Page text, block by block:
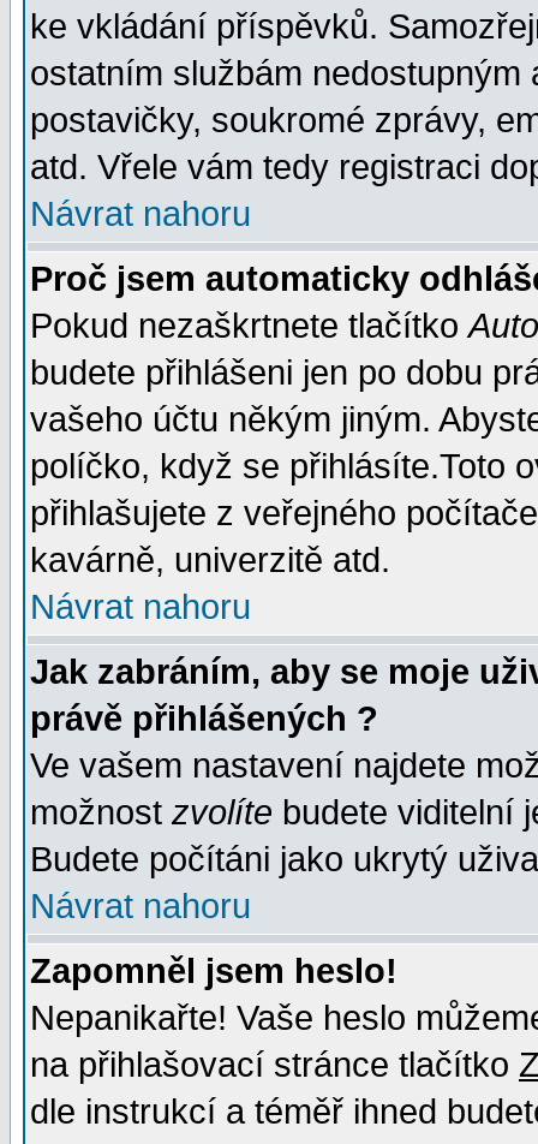
ke vkládání příspěvků.
ostatním službám
postavičky, soukromé zprávy,
atd. Vřele vám tedy registraci
Návrat nahoru
Proč jsem automaticky
Pokud nezaškrtnete tlačítko
budete přihlášeni jen po dobu
vašeho účtu někým jiným.
políčko, když se přihlásíte.Toto
přihlašujete z veřejného
kavárně, univerzitě atd.
Návrat nahoru
Jak zabráním, aby se moje
právě přihlášených ?
Ve vašem nastavení najdete
možnost zvolíte budete viditelní
Budete počítáni jako ukrytý
Návrat nahoru
Zapomněl jsem heslo!
Nepanikařte! Vaše heslo
na přihlašovací stránce tlačítko
dle instrukcí a téměř ihned